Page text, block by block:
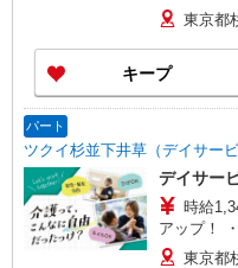
円/回 ・食
方対象）
給与幅は
東京都
キープ
パート
ツクイ杉並下井草（デイサービ
デイサー
時給1,346円〜
アップ！
給与幅は
東京都